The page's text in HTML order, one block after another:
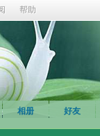
帮助
相册 好友